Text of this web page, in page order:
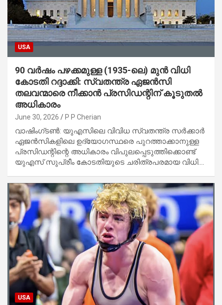
USA
90 വർഷം പഴക്കമുള്ള (1935-ലെ) മുൻ വിധി
കോടതി റദ്ദാക്കി: സ്വതന്ത്ര ഏജൻസി
തലവന്മാരെ നീക്കാൻ പ്രസിഡന്റിന് കൂടുതൽ
അധികാരം
June 30, 2026 P P Cherian
വാഷിംഗ്ടൺ: യുഎസിലെ വിവിധ സ്വതന്ത്ര സർക്കാർ
ഏജൻസികളിലെ ഉദ്യോഗസ്ഥരെ പുറത്താക്കാനുള്ള
പ്രസിഡന്റിന്റെ അധികാരം വിപുലപ്പെടുത്തിക്കൊണ്ട്
യുഎസ് സുപ്രീം കോടതിയുടെ ചരിത്രപരമായ വിധി.…
USA